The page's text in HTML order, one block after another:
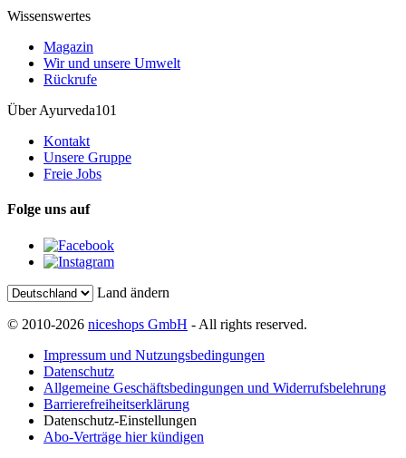
Wissenswertes
Magazin
Wir und unsere Umwelt
Rückrufe
Über Ayurveda101
Kontakt
Unsere Gruppe
Freie Jobs
Folge uns auf
Land ändern
© 2010-2026 niceshops GmbH - All rights reserved.
Impressum und Nutzungsbedingungen
Datenschutz
Allgemeine Geschäftsbedingungen und Widerrufsbelehrung
Barrierefreiheitserklärung
Datenschutz-Einstellungen
Abo-Verträge hier kündigen